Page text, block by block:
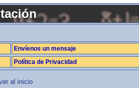
Envíenos un mensaje
Política de Privacidad
al inicio